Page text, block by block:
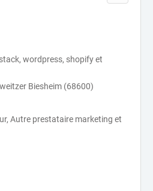
wordpress, shopify et
Biesheim (68600)
Autre prestataire marketing et